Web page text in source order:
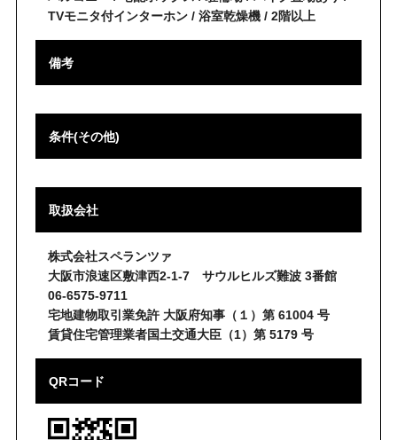
TVモニタ付インターホン / 浴室乾燥機 / 2階以上
備考
条件(その他)
取扱会社
株式会社スペランツァ
大阪市浪速区敷津西2-1-7 サウルヒルズ難波 3番館
06-6575-9711
宅地建物取引業免許 大阪府知事（１）第 61004 号
賃貸住宅管理業者国土交通大臣（1）第 5179 号
QRコード